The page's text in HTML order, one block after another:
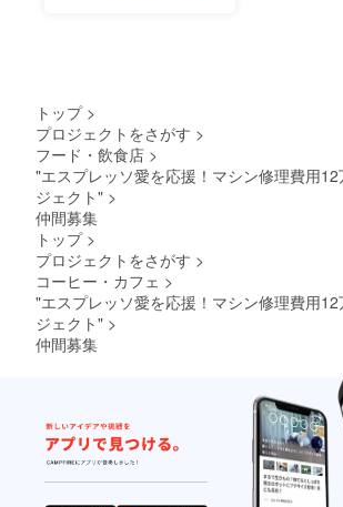
トップ >
プロジェクトをさがす >
フード・飲食店 >
"エスプレッソ愛を応援！マシン修理費用12
ジェクト" >
仲間募集
トップ >
プロジェクトをさがす >
コーヒー・カフェ >
"エスプレッソ愛を応援！マシン修理費用12
ジェクト" >
仲間募集